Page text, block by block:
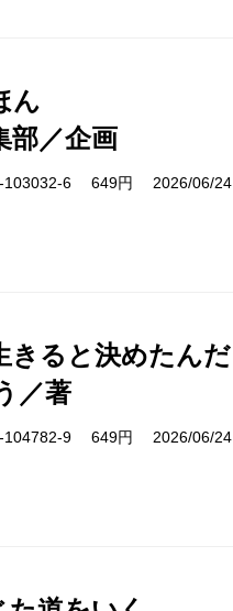
ん
部／企画
103032-6 649円 2026/06/24
きると決めたんだ
／著
104782-9 649円 2026/06/24